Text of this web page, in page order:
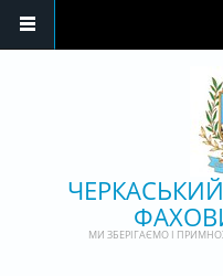
МИ ЗБЕРІГАЄМО І